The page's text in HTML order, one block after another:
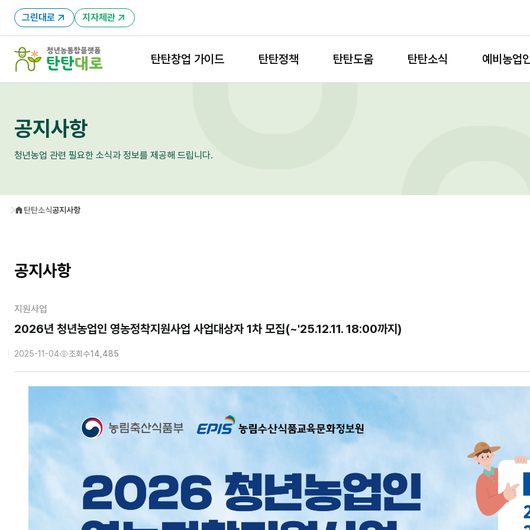
그린대로 지자체관
탄탄창업 가이드 탄탄정책 탄탄도움 탄탄소식 예비농업
공지사항
청년농업 관련 필요한 소식과 정보를 제공해 드립니다.
탄탄소식공지사항
공지사항
지원사업
2026년 청년농업인 영농정착지원사업 사업대상자 1차 모집(~'25.12.11. 18:00까지)
2025-11-04 조회수14,485